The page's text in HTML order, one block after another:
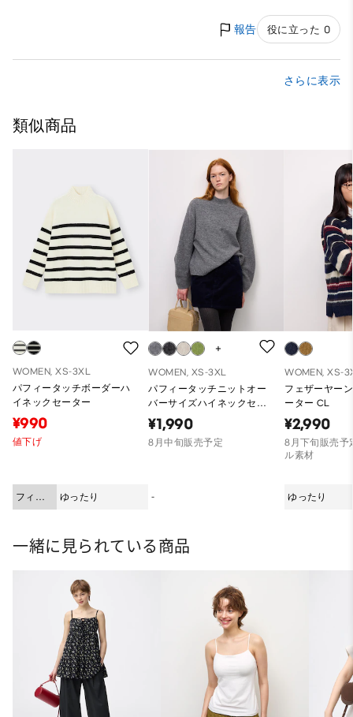
報告 役に立った 0
さらに表示
類似商品
WOMEN, XS-3XL
パフィータッチボーダーハ
イネックセーター
¥990
値下げ
フィッ
ト
ゆったり
WOMEN, XS-3XL
パフィータッチニットオー
バーサイズハイネックセー
ターCL
¥1,990
8月中旬販売予定
-
WOMEN, XS-
フェザーヤー
ーター CL
¥2,990
8月下旬販売予
ル素材
ゆったり
一緒に見られている商品